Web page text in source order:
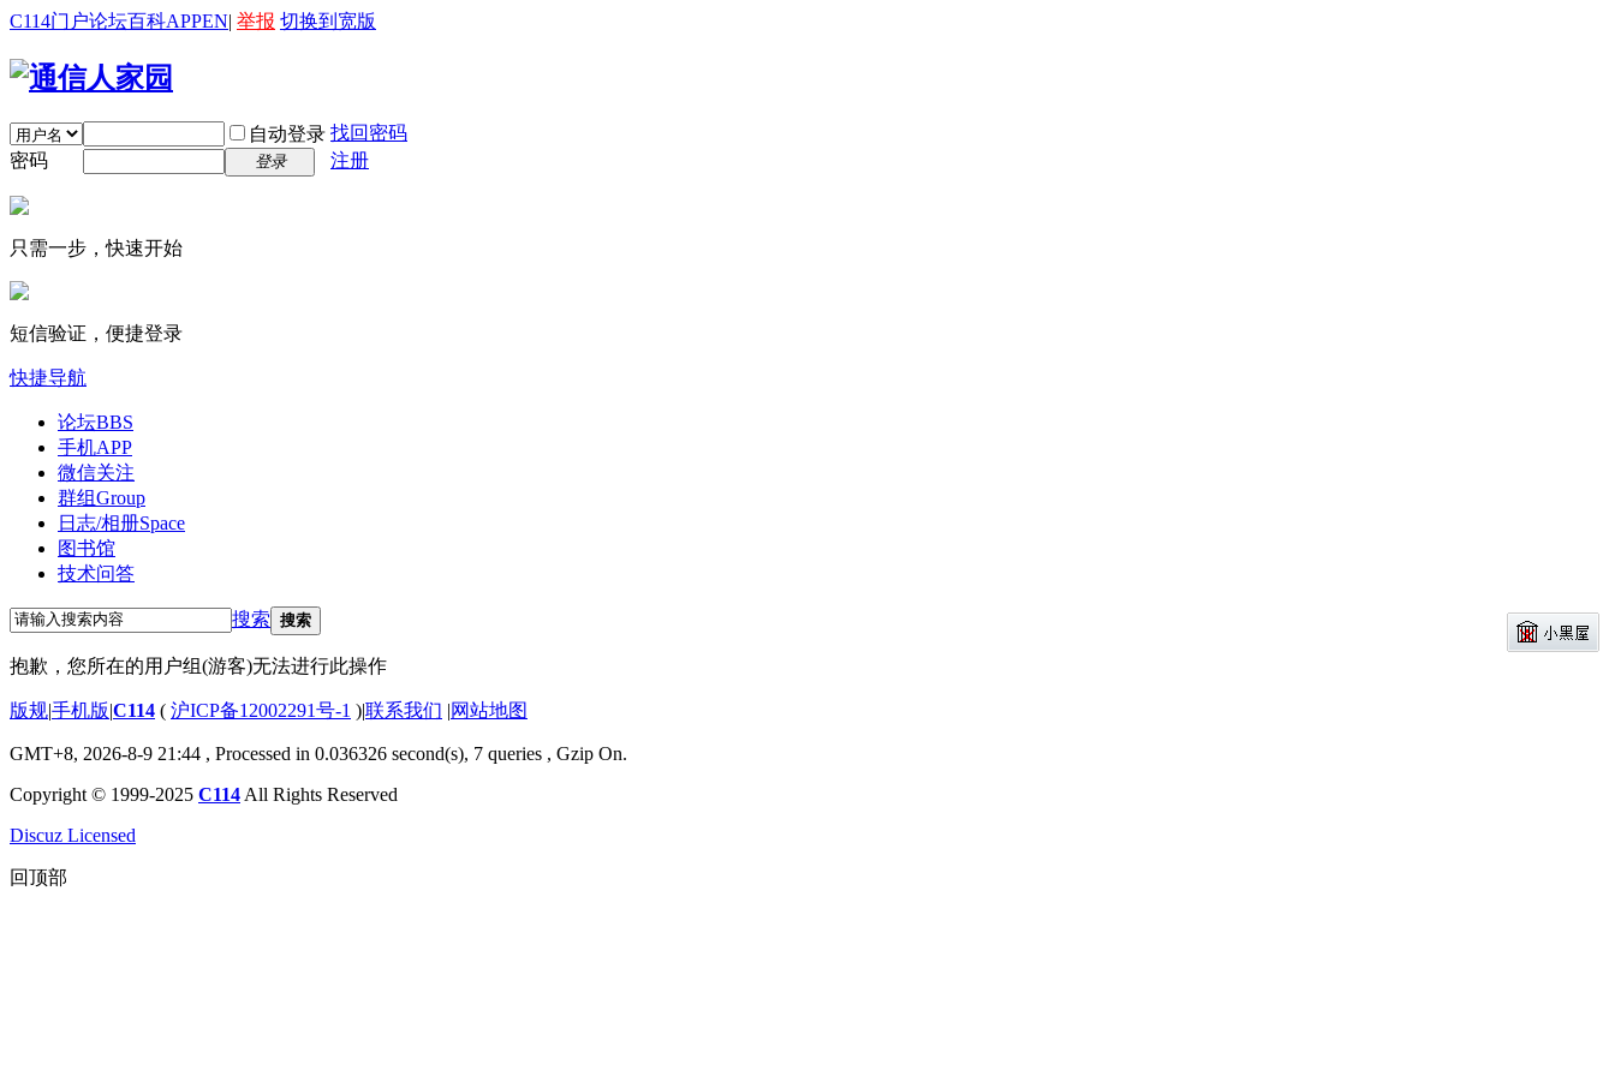
C114门户论坛百科APPEN| 举报 切换到宽版
自动登录 找回密码
密码
登录 注册
只需一步，快速开始
短信验证，便捷登录
快捷导航
论坛BBS
手机APP
微信关注
群组Group
日志/相册Space
图书馆
技术问答
搜索 搜索
抱歉，您所在的用户组(游客)无法进行此操作
版规|手机版|C114 ( 沪ICP备12002291号-1 )|联系我们 |网站地图
GMT+8, 2026-8-9 21:44 , Processed in 0.036326 second(s), 7 queries , Gzip On.
Copyright © 1999-2025 C114 All Rights Reserved
Discuz Licensed
回顶部